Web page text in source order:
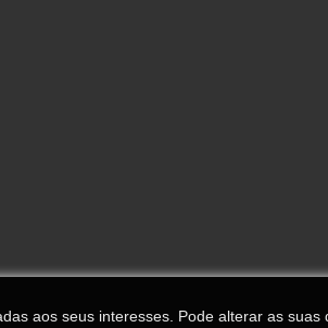
aos seus interesses. Pode alterar as suas